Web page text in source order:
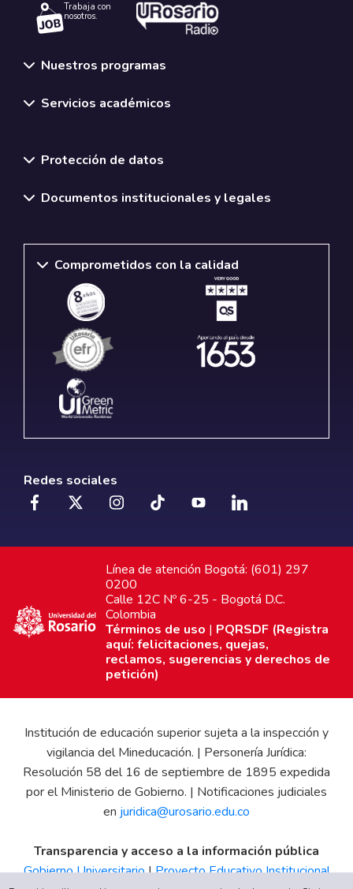
Trabaja con
nosotros.
Nuestros programas
Servicios académicos
Protección de datos
Documentos institucionales y legales
Comprometidos con la calidad
Redes sociales
Línea de atención Bogotá: (601) 297
0200
Calle 12C Nº 6-25 - Bogotá D.C.
Colombia
Términos de uso | PQRSDF (Registra
aquí: felicitaciones, quejas,
reclamos, sugerencias y derechos de
petición)
Institución de educación superior sujeta a la inspección y
vigilancia del Mineducación. | Personería Jurídica:
Resolución 58 del 16 de septiembre de 1895 expedida
por el Ministerio de Gobierno. | Notificaciones judiciales
en juridica@urosario.edu.co
Transparencia y acceso a la información pública
Gobierno Universitario|Proyecto Educativo Institucional